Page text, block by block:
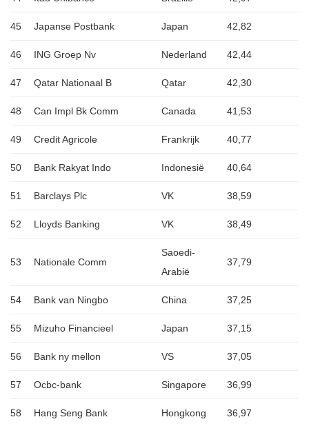
45 Japanse Postbank Japan 42,82
46 ING Groep Nv Nederland 42,44
47 Qatar Nationaal B Qatar 42,30
48 Can Impl Bk Comm Canada 41,53
49 Credit Agricole Frankrijk 40,77
50 Bank Rakyat Indo Indonesië 40,64
51 Barclays Plc VK 38,59
52 Lloyds Banking VK 38,49
53 Nationale Comm
Saoedi-
Arabië
37,79
54 Bank van Ningbo China 37,25
55 Mizuho Financieel Japan 37,15
56 Bank ny mellon VS 37,05
57 Ocbc-bank Singapore 36,99
58 Hang Seng Bank Hongkong 36,97